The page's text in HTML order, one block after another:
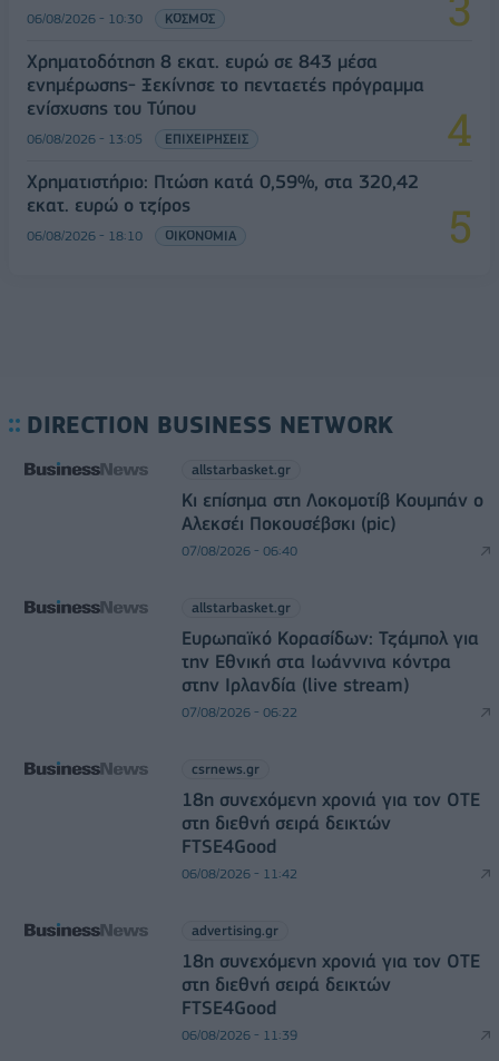
06/08/2026 - 10:30 ΚΟΣΜΟΣ
Χρηματοδότηση 8 εκατ. ευρώ σε 843 μέσα
ενημέρωσης- Ξεκίνησε το πενταετές πρόγραμμα
ενίσχυσης του Τύπου
06/08/2026 - 13:05 ΕΠΙΧΕΙΡΗΣΕΙΣ
Χρηματιστήριο: Πτώση κατά 0,59%, στα 320,42
εκατ. ευρώ ο τζίρος
06/08/2026 - 18:10 ΟΙΚΟΝΟΜΙΑ
DIRECTION BUSINESS NETWORK
allstarbasket.gr
Κι επίσημα στη Λοκομοτίβ Κουμπάν ο
Αλεκσέι Ποκουσέβσκι (pic)
07/08/2026 - 06:40
allstarbasket.gr
Ευρωπαϊκό Κορασίδων: Τζάμπολ για
την Εθνική στα Ιωάννινα κόντρα
στην Ιρλανδία (live stream)
07/08/2026 - 06:22
csrnews.gr
18η συνεχόμενη χρονιά για τον ΟΤΕ
στη διεθνή σειρά δεικτών
FTSE4Good
06/08/2026 - 11:42
advertising.gr
18η συνεχόμενη χρονιά για τον ΟΤΕ
στη διεθνή σειρά δεικτών
FTSE4Good
06/08/2026 - 11:39